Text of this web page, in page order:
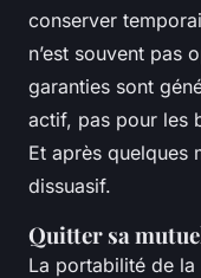
conserver
n’est souvent pas
garanties sont
actif, pas pour les
Et après quelques
dissuasif.
Quitter sa
La portabilité de la